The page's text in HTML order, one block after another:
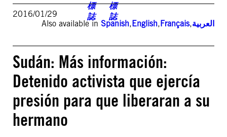
2016/01/29
Also available in Spanish,English,Français,العربية
Sudán: Más información:
Detenido activista que ejercía
presión para que liberaran a su
hermano